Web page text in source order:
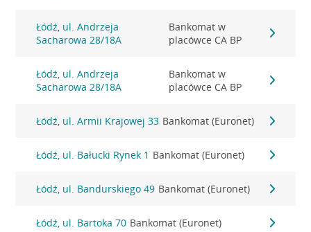
Łódź, ul. Andrzeja
Sacharowa 28/18A
Bankomat w
placówce CA BP
Łódź, ul. Andrzeja
Sacharowa 28/18A
Bankomat w
placówce CA BP
Łódź, ul. Armii Krajowej 33 Bankomat (Euronet)
Łódź, ul. Bałucki Rynek 1 Bankomat (Euronet)
Łódź, ul. Bandurskiego 49 Bankomat (Euronet)
Łódź, ul. Bartoka 70 Bankomat (Euronet)